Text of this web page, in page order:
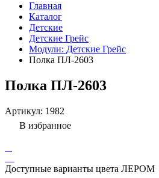
Главная
Каталог
Детские
Детские Грейс
Модули: Детские Грейс
Полка ПЛ-2603
Полка ПЛ-2603
Артикул: 1982
В избранное
Доступные варианты цвета ЛЕРОМ